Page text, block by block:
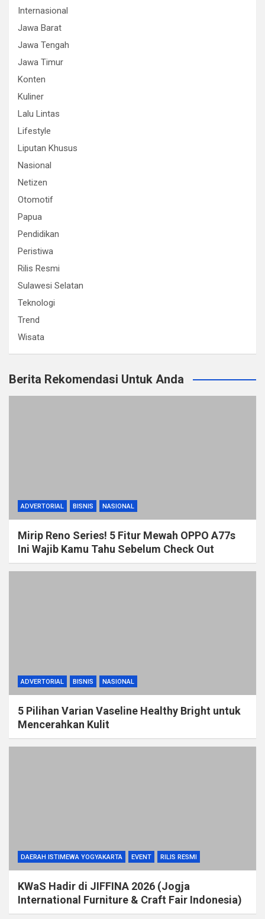
Internasional
Jawa Barat
Jawa Tengah
Jawa Timur
Konten
Kuliner
Lalu Lintas
Lifestyle
Liputan Khusus
Nasional
Netizen
Otomotif
Papua
Pendidikan
Peristiwa
Rilis Resmi
Sulawesi Selatan
Teknologi
Trend
Wisata
Berita Rekomendasi Untuk Anda
ADVERTORIAL BISNIS NASIONAL
Mirip Reno Series! 5 Fitur Mewah OPPO A77s
Ini Wajib Kamu Tahu Sebelum Check Out
ADVERTORIAL BISNIS NASIONAL
5 Pilihan Varian Vaseline Healthy Bright untuk
Mencerahkan Kulit
DAERAH ISTIMEWA YOGYAKARTA EVENT RILIS RESMI
KWaS Hadir di JIFFINA 2026 (Jogja
International Furniture & Craft Fair Indonesia)